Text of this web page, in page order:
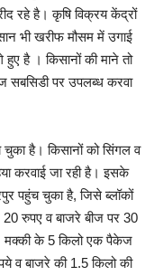
रहे है। कृषि विक्रय केंद्रों
भी खरीफ मौसम में उगाई
है । किसानों की माने तो
सबसिडी पर उपलब्ध करवा
है। किसानों को सिंगल व
करवाई जा रही है। इसके
पहुंच चुका है, जिसे ब्लॉकों
20 रुपए व बाजरे बीज पर 30
मक्की के 5 किलो एक पैकेज
व बाजरे की 1.5 किलो की